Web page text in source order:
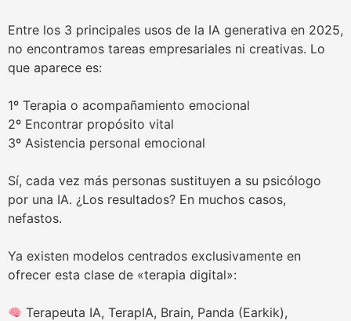
Entre los 3 principales usos de la IA generativa en 2025,
no encontramos tareas empresariales ni creativas. Lo
que aparece es:
1º Terapia o acompañamiento emocional
2º Encontrar propósito vital
3º Asistencia personal emocional
Sí, cada vez más personas sustituyen a su psicólogo
por una IA. ¿Los resultados? En muchos casos,
nefastos.
Ya existen modelos centrados exclusivamente en
ofrecer esta clase de «terapia digital»:
Terapeuta IA, TerapIA, Brain, Panda (Earkik),